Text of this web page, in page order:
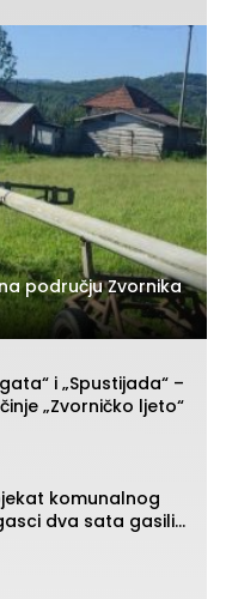
području Zvornika
i „Spustijada“ –
„Zvorničko ljeto“
komunalnog
dva sata gasili